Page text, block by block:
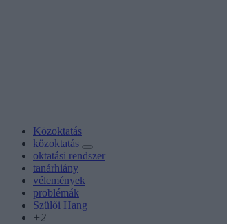
Közoktatás
közoktatás
oktatási rendszer
tanárhiány
vélemények
problémák
Szülői Hang
+2